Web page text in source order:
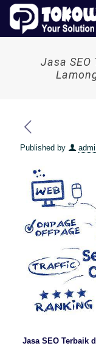
Jasa
Published by
Jasa SEO Terbaik